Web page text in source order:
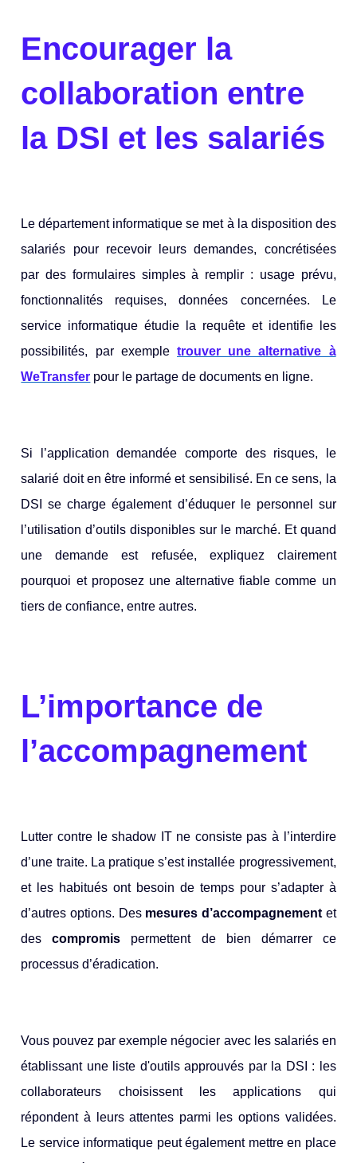
Encourager la
collaboration entre
la DSI et les salariés
Le département informatique se met à la disposition des
salariés pour recevoir leurs demandes, concrétisées
par des formulaires simples à remplir : usage prévu,
fonctionnalités requises, données concernées. Le
service informatique étudie la requête et identifie les
possibilités, par exemple trouver une alternative à
WeTransfer pour le partage de documents en ligne.
Si l’application demandée comporte des risques, le
salarié doit en être informé et sensibilisé. En ce sens, la
DSI se charge également d’éduquer le personnel sur
l’utilisation d’outils disponibles sur le marché. Et quand
une demande est refusée, expliquez clairement
pourquoi et proposez une alternative fiable comme un
tiers de confiance, entre autres.
L’importance de
l’accompagnement
Lutter contre le shadow IT ne consiste pas à l’interdire
d’une traite. La pratique s’est installée progressivement,
et les habitués ont besoin de temps pour s’adapter à
d’autres options. Des mesures d’accompagnementet
descompromis permettent de bien démarrer ce
processus d’éradication.
Vous pouvez par exemple négocier avec les salariés en
établissant une liste d'outils approuvés par la DSI : les
collaborateurs choisissent les applications qui
répondent à leurs attentes parmi les options validées.
Le service informatique peut également mettre en place